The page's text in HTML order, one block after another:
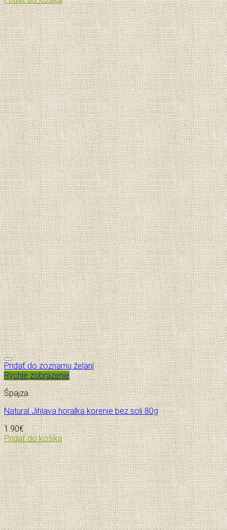
Pridať do zoznamu želaní
Rýchle zobrazenie
Špajza
Natural Jihlava horalka korenie bez soli 80g
1.90€
Pridať do košíka